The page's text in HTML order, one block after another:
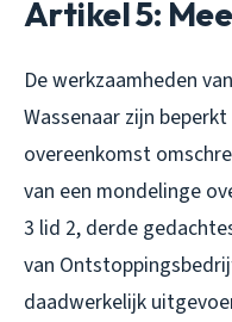
Artikel 5:
De werkzaamheden
Wassenaar zijn
overeenkomst
van een mondelinge
3 lid 2, derde
van
daadwerkelijk